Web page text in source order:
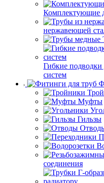
Комплектующие
нержавеющей
Гибкие подводки
систем
Муфты
Гильзы
соединения